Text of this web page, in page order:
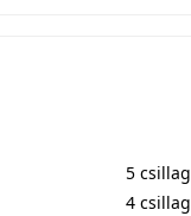
5 csillag
4 csillag